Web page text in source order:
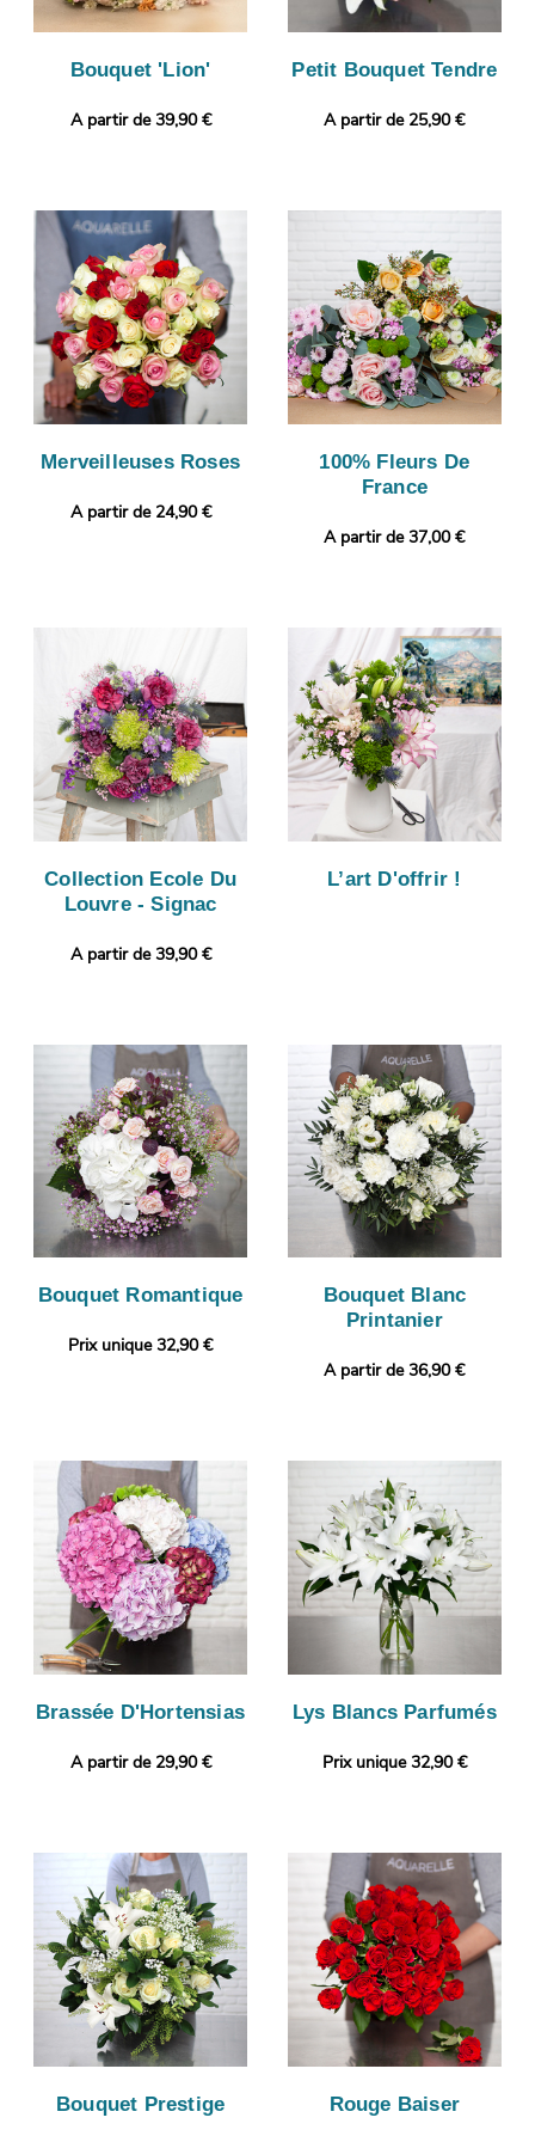
Bouquet 'Lion'
A partir de 39,90 €
Petit Bouquet Tendre
A partir de 25,90 €
Merveilleuses Roses
A partir de 24,90 €
100% Fleurs De
France
A partir de 37,00 €
Collection Ecole Du
Louvre - Signac
A partir de 39,90 €
L’art D'offrir !
Bouquet Romantique
Prix unique 32,90 €
Bouquet Blanc
Printanier
A partir de 36,90 €
Brassée D'Hortensias
A partir de 29,90 €
Lys Blancs Parfumés
Prix unique 32,90 €
Bouquet Prestige Rouge Baiser